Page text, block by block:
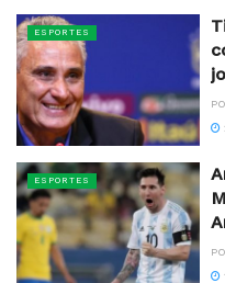
ESPORTES
ESPORTES